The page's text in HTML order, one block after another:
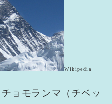
Wikipedia
ョモランマ（チベッ